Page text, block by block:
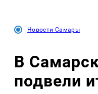
Новости Самары
В
подвели